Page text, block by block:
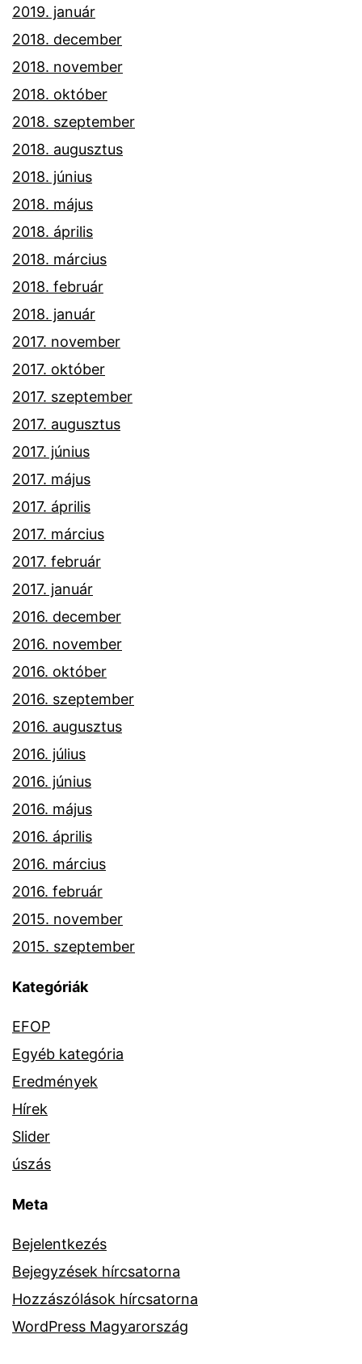
2019. január
2018. december
2018. november
2018. október
2018. szeptember
2018. augusztus
2018. június
2018. május
2018. április
2018. március
2018. február
2018. január
2017. november
2017. október
2017. szeptember
2017. augusztus
2017. június
2017. május
2017. április
2017. március
2017. február
2017. január
2016. december
2016. november
2016. október
2016. szeptember
2016. augusztus
2016. július
2016. június
2016. május
2016. április
2016. március
2016. február
2015. november
2015. szeptember
Kategóriák
EFOP
Egyéb kategória
Eredmények
Hírek
Slider
úszás
Meta
Bejelentkezés
Bejegyzések hírcsatorna
Hozzászólások hírcsatorna
WordPress Magyarország